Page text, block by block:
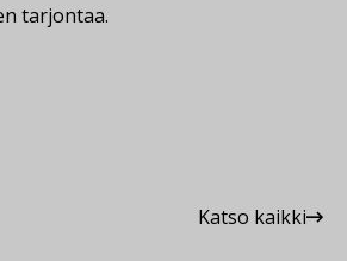
tarjontaa.
Katso kaikki